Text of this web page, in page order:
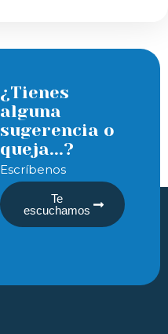
¿Tienes
alguna
sugerencia o
queja...?
Escríbenos
Te
escuchamos